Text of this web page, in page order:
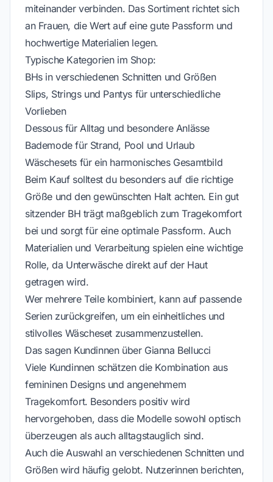
miteinander verbinden. Das Sortiment richtet sich
an Frauen, die Wert auf eine gute Passform und
hochwertige Materialien legen.
Typische Kategorien im Shop:
BHs in verschiedenen Schnitten und Größen
Slips, Strings und Pantys für unterschiedliche
Vorlieben
Dessous für Alltag und besondere Anlässe
Bademode für Strand, Pool und Urlaub
Wäschesets für ein harmonisches Gesamtbild
Beim Kauf solltest du besonders auf die richtige
Größe und den gewünschten Halt achten. Ein gut
sitzender BH trägt maßgeblich zum Tragekomfort
bei und sorgt für eine optimale Passform. Auch
Materialien und Verarbeitung spielen eine wichtige
Rolle, da Unterwäsche direkt auf der Haut
getragen wird.
Wer mehrere Teile kombiniert, kann auf passende
Serien zurückgreifen, um ein einheitliches und
stilvolles Wäscheset zusammenzustellen.
Das sagen Kundinnen über Gianna Bellucci
Viele Kundinnen schätzen die Kombination aus
femininen Designs und angenehmem
Tragekomfort. Besonders positiv wird
hervorgehoben, dass die Modelle sowohl optisch
überzeugen als auch alltagstauglich sind.
Auch die Auswahl an verschiedenen Schnitten und
Größen wird häufig gelobt. Nutzerinnen berichten,